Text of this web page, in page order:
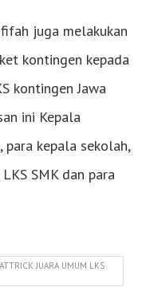
juga melakukan
kontingen kepada
kontingen Jawa
ini Kepala
para kepala sekolah,
SMK dan para
JUARA UMUM LKS